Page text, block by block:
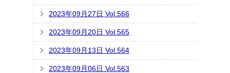
2023年09月27日 Vol.566
2023年09月20日 Vol.565
2023年09月13日 Vol.564
2023年09月06日 Vol.563